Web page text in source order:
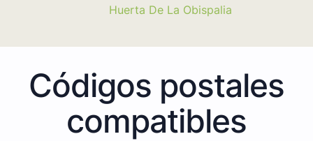
Huerta De La Obispalia
Códigos postales
compatibles